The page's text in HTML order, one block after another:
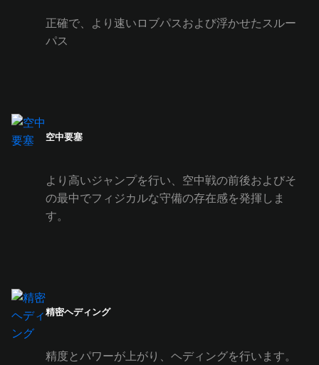
正確で、より速いロブパスおよび浮かせたスルー
パス
空中要塞
より高いジャンプを行い、空中戦の前後およびそ
の最中でフィジカルな守備の存在感を発揮しま
す。
精密ヘディング
精度とパワーが上がり、ヘディングを行います。